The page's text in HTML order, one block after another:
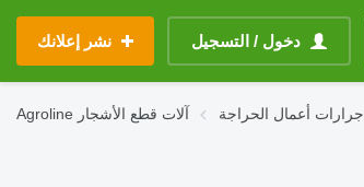
دخول / التسجيل نشر إعلانك
Agroline آلات قطع الأشجار جرارات أعمال الحراجة